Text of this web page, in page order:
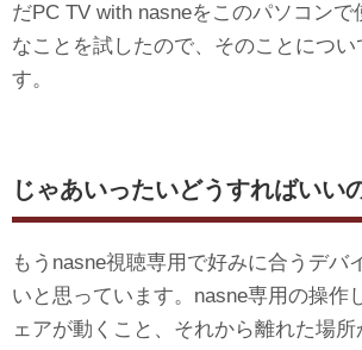
だPC TV with nasneをこのパソコンで
なことを試したので、そのことについ
す。
じゃあいったいどうすればいい
もうnasne視聴専用で好みに合うデバ
いと思っています。nasne専用の操作
ェアが動くこと、それから離れた場